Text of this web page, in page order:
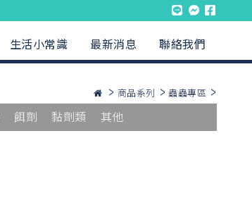
生活小常識 最新消息 聯絡我們
商品系列 蟲蟲專區
餌劑 黏劑類 其他